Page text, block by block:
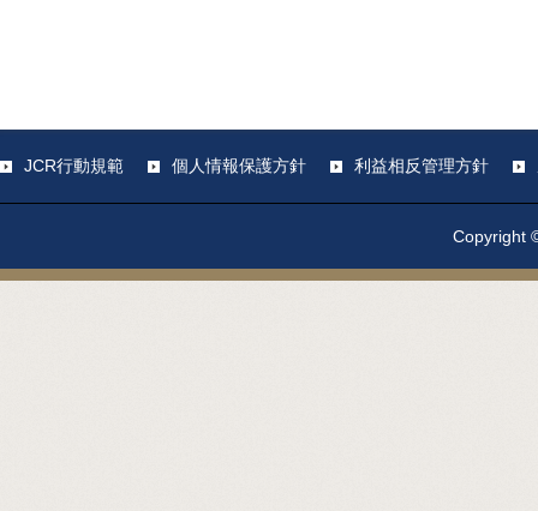
JCR行動規範 個人情報保護方針 利益相反管理方針
Copyright